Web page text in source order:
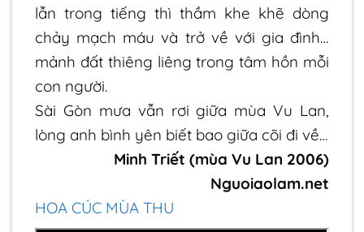
lẫn trong tiếng thì thầm khe khẽ dòng
chảy mạch máu và trở về với gia đình…
mảnh đất thiêng liêng trong tâm hồn mỗi
con người.
Sài Gòn mưa vẫn rơi giữa mùa Vu Lan,
lòng anh bình yên biết bao giữa cõi đi về…
Minh Triết (mùa Vu Lan 2006)
Nguoiaolam.net
HOA CÚC MÙA THU